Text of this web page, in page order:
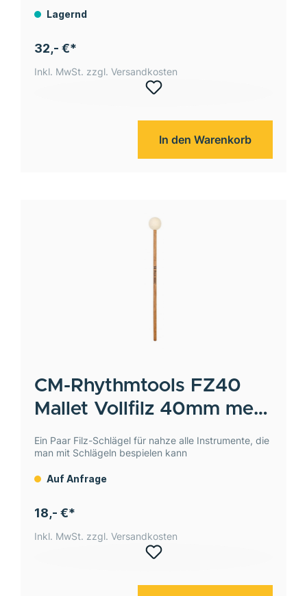
Lagernd
32,- €*
Inkl. MwSt. zzgl. Versandkosten
In den Warenkorb
CM-Rhythmtools FZ40
Mallet Vollfilz 40mm med.
weiß, Paar
Ein Paar Filz-Schlägel für nahze alle Instrumente, die
man mit Schlägeln bespielen kann
Auf Anfrage
18,- €*
Inkl. MwSt. zzgl. Versandkosten